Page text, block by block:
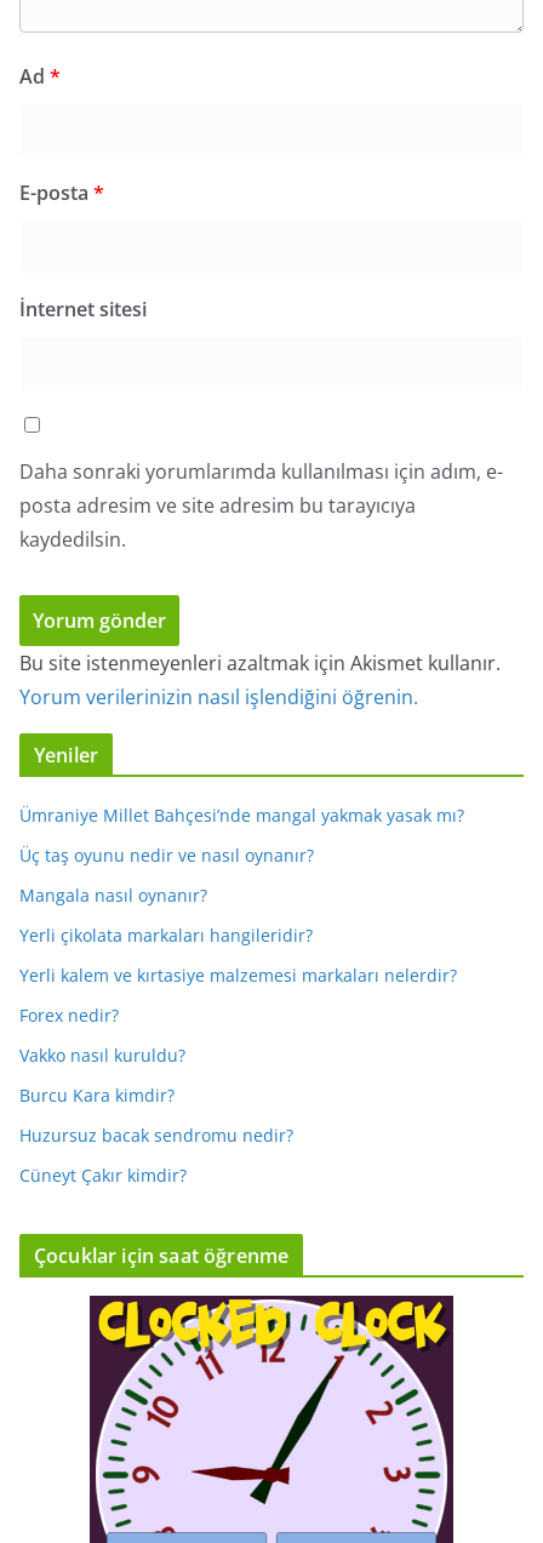
Ad *
E-posta *
İnternet sitesi
Daha sonraki yorumlarımda kullanılması için adım, e-
posta adresim ve site adresim bu tarayıcıya
kaydedilsin.
Bu site istenmeyenleri azaltmak için Akismet kullanır.
Yorum verilerinizin nasıl işlendiğini öğrenin.
Yeniler
Ümraniye Millet Bahçesi’nde mangal yakmak yasak mı?
Üç taş oyunu nedir ve nasıl oynanır?
Mangala nasıl oynanır?
Yerli çikolata markaları hangileridir?
Yerli kalem ve kırtasiye malzemesi markaları nelerdir?
Forex nedir?
Vakko nasıl kuruldu?
Burcu Kara kimdir?
Huzursuz bacak sendromu nedir?
Cüneyt Çakır kimdir?
Çocuklar için saat öğrenme